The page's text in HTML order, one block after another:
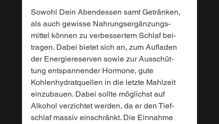
Sowohl Dein Abendessen samt Getränken,
als auch gewisse Nahrungsergänzungs-
mittel können zu verbessertem Schlaf bei-
tragen. Dabei bietet sich an, zum Aufladen
der Energiereserven sowie zur Ausschüt-
tung entspannender Hormone, gute
Kohlenhydratquellen in die letzte Mahlzeit
einzubauen. Dabei sollte möglichst auf
Alkohol verzichtet werden, da er den Tief-
schlaf massiv einschränkt. Die Einnahme